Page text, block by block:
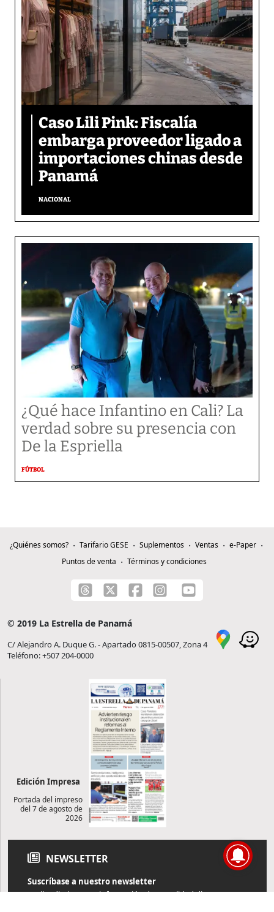
Caso Lili Pink: Fiscalía
embarga proveedor ligado a
importaciones chinas desde
Panamá
NACIONAL
¿Qué hace Infantino en Cali? La
verdad sobre su presencia con
De la Espriella
FÚTBOL
¿Quiénes somos? Tarifario GESE Suplementos Ventas
e-Paper
Puntos de venta
Términos y condiciones
© 2019 La Estrella de Panamá
C/ Alejandro A. Duque G. - Apartado 0815-00507, Zona 4
Teléfono: +507 204-0000
Edición Impresa
Portada del impreso
del 7 de agosto de
2026
NEWSLETTER
Suscríbase a nuestro newsletter
Reciba diariamente información de actualidad directamente en